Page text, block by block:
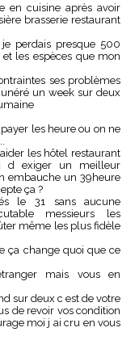
en cuisine après avoir
brasserie restaurant
perdais presque 500
les espèces que mon
ses problèmes
un week sur deux
les heure ou on ne
les hôtel restaurant
d exiger un meilleur
embauche un 39heure
ça ?
le 31 sans aucune
messieurs les
même les plus fidèle
ça change quoi que ce
mais vous en
sur deux c est de votre
de revoir vos condition
moi j ai cru en vous